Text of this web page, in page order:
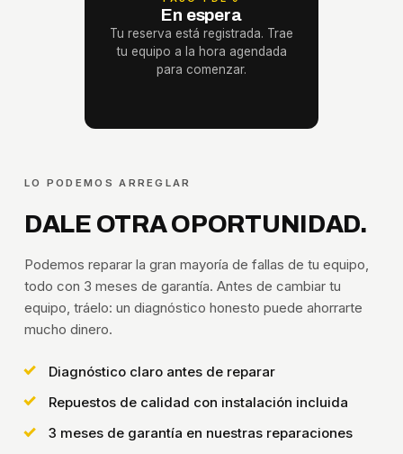
En espera
Tu reserva está registrada. Trae
tu equipo a la hora agendada
para comenzar.
LO PODEMOS ARREGLAR
DALE OTRA OPORTUNIDAD.
Podemos reparar la gran mayoría de fallas de tu equipo,
todo con 3 meses de garantía. Antes de cambiar tu
equipo, tráelo: un diagnóstico honesto puede ahorrarte
mucho dinero.
Diagnóstico claro antes de reparar
Repuestos de calidad con instalación incluida
3 meses de garantía en nuestras reparaciones